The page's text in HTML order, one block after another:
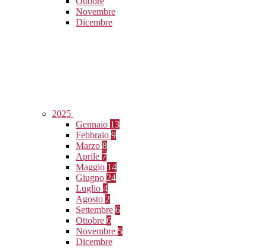
Novembre
Dicembre
2025
Gennaio 13
Febbraio 9
Marzo 8
Aprile 7
Maggio 14
Giugno 24
Luglio 4
Agosto 2
Settembre 6
Ottobre 6
Novembre 5
Dicembre